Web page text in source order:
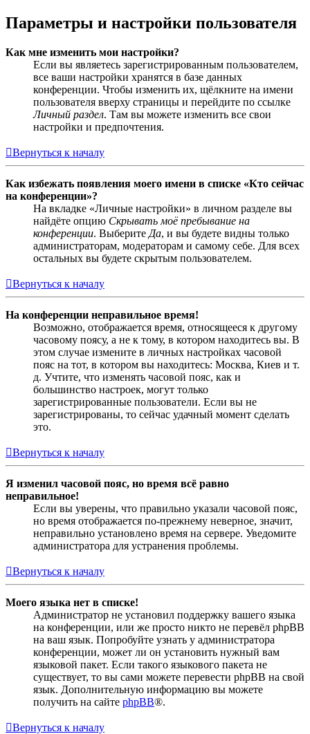
Параметры и настройки пользователя
Как мне изменить мои настройки?
Если вы являетесь зарегистрированным пользователем,
все ваши настройки хранятся в базе данных
конференции. Чтобы изменить их, щёлкните на имени
пользователя вверху страницы и перейдите по ссылке
Личный раздел. Там вы можете изменить все свои
настройки и предпочтения.
Вернуться к началу
Как избежать появления моего имени в списке «Кто сейчас
на конференции»?
На вкладке «Личные настройки» в личном разделе вы
найдёте опцию Скрывать моё пребывание на
конференции. Выберите Да, и вы будете видны только
администраторам, модераторам и самому себе. Для всех
остальных вы будете скрытым пользователем.
Вернуться к началу
На конференции неправильное время!
Возможно, отображается время, относящееся к другому
часовому поясу, а не к тому, в котором находитесь вы. В
этом случае измените в личных настройках часовой
пояс на тот, в котором вы находитесь: Москва, Киев и т.
д. Учтите, что изменять часовой пояс, как и
большинство настроек, могут только
зарегистрированные пользователи. Если вы не
зарегистрированы, то сейчас удачный момент сделать
это.
Вернуться к началу
Я изменил часовой пояс, но время всё равно
неправильное!
Если вы уверены, что правильно указали часовой пояс,
но время отображается по-прежнему неверное, значит,
неправильно установлено время на сервере. Уведомите
администратора для устранения проблемы.
Вернуться к началу
Моего языка нет в списке!
Администратор не установил поддержку вашего языка
на конференции, или же просто никто не перевёл phpBB
на ваш язык. Попробуйте узнать у администратора
конференции, может ли он установить нужный вам
языковой пакет. Если такого языкового пакета не
существует, то вы сами можете перевести phpBB на свой
язык. Дополнительную информацию вы можете
получить на сайте phpBB®.
Вернуться к началу